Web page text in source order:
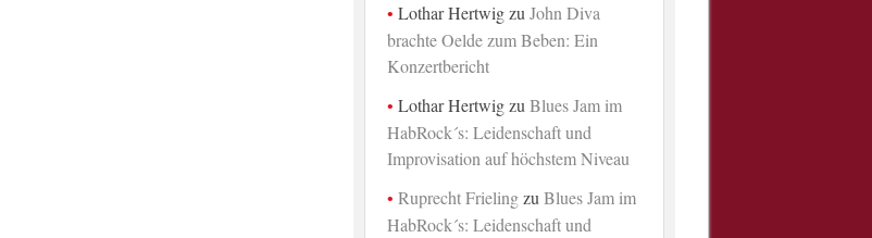
Lothar Hertwigzu John Diva
brachte Oelde zum Beben: Ein
Konzertbericht
Lothar Hertwigzu Blues Jam im
HabRock´s: Leidenschaft und
Improvisation auf höchstem Niveau
Ruprecht Frielingzu Blues Jam im
HabRock´s: Leidenschaft und